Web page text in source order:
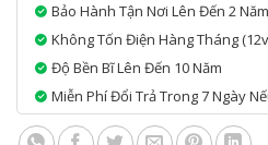
Bảo Hành Tận Nơi Lên Đến 2
Không Tốn Điện Hàng Tháng
Độ Bền Bĩ Lên Đến 10 Năm
Miễn Phí Đổi Trả Trong 7 Ngày